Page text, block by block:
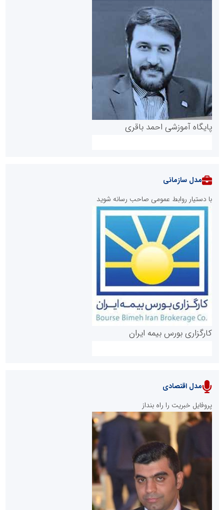
پایگاه آموزشی احمد باقری
روابط عمومی خبرگزاری گزارش خبر
پایگاه خبری نهضت ملی مسکن
مدل سازمانی
با دستیار روابط عمومی صاحب رسانه شوید
کارگزاری بورس بیمه ایران
سازمان بورس و اوراق بهادار
مرجع اخبار موثق در بازارسرمایه
مدل اقتصادی
پروفایل خبریت را راه بنداز